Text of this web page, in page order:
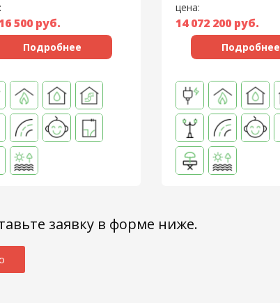
500 руб.
Подробнее
цена:
14 072 200 руб.
Подробнее
заявку в форме ниже.